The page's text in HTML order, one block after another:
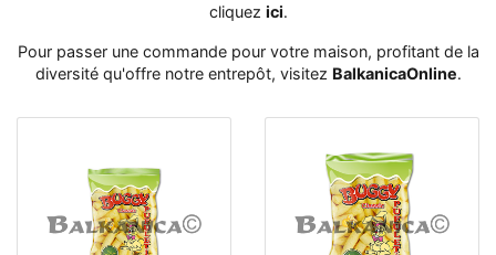
cliquez ici․
Pour passer une commande pour votre maison, profitant de la
diversité qu'offre notre entrepôt, visitez BalkanicaOnline․